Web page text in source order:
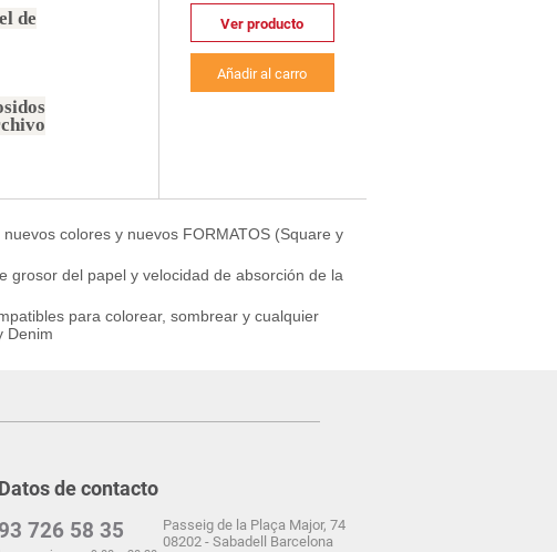
de
Ver producto
Añadir al carro
colores y nuevos FORMATOS (Square y
grosor del papel y velocidad de absorción de la
para colorear, sombrear y cualquier
Denim
Datos de contacto
93 726 58 35
Passeig de la Plaça Major, 74
08202 - Sabadell Barcelona